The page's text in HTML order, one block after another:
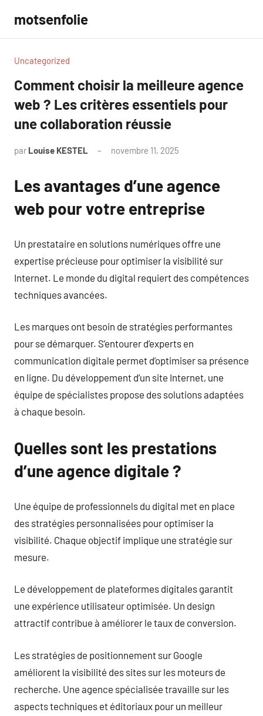
contenu
motsenfolie
Uncategorized
Comment choisir la meilleure agence
web ? Les critères essentiels pour
une collaboration réussie
par Louise KESTEL novembre 11, 2025
Les avantages d’une agence
web pour votre entreprise
Un prestataire en solutions numériques offre une
expertise précieuse pour optimiser la visibilité sur
Internet. Le monde du digital requiert des compétences
techniques avancées.
Les marques ont besoin de stratégies performantes
pour se démarquer. S’entourer d’experts en
communication digitale permet d’optimiser sa présence
en ligne. Du développement d’un site Internet, une
équipe de spécialistes propose des solutions adaptées
à chaque besoin.
Quelles sont les prestations
d’une agence digitale ?
Une équipe de professionnels du digital met en place
des stratégies personnalisées pour optimiser la
visibilité. Chaque objectif implique une stratégie sur
mesure.
Le développement de plateformes digitales garantit
une expérience utilisateur optimisée. Un design
attractif contribue à améliorer le taux de conversion.
Les stratégies de positionnement sur Google
améliorent la visibilité des sites sur les moteurs de
recherche. Une agence spécialisée travaille sur les
aspects techniques et éditoriaux pour un meilleur